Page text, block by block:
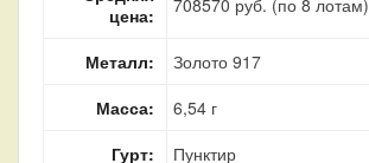
цена:
Металл:
Золото 917
Масса:
6,54 г
Гурт:
Пунктир